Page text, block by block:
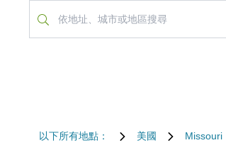
以下所有地點： 美國 Missouri